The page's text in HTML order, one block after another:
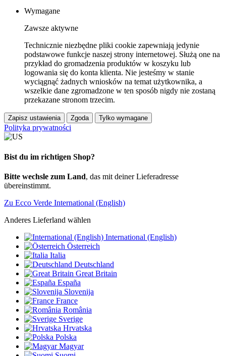
Wymagane
Zawsze aktywne
Technicznie niezbędne pliki cookie zapewniają jedynie
podstawowe funkcje naszej strony internetowej. Służą one na
przykład do gromadzenia produktów w koszyku lub
logowania się do konta klienta. Nie jesteśmy w stanie
wyciągnąć żadnych wniosków na temat użytkownika, a
wszelkie dane zgromadzone w ten sposób nigdy nie zostaną
przekazane stronom trzecim.
Zapisz ustawienia Zgoda Tylko wymagane
Polityka prywatności
Bist du im richtigen Shop?
Bitte wechsle zum Land, das mit deiner Lieferadresse
übereinstimmt.
Zu Ecco Verde International (English)
Anderes Lieferland wählen
International (English)
Österreich
Italia
Deutschland
Great Britain
España
Slovenija
France
România
Sverige
Hrvatska
Polska
Magyar